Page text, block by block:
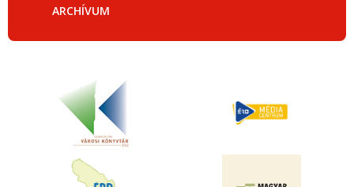
ARCHÍVUM